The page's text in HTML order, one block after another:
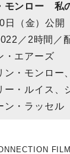
モンロー 私
日（金）公開
／2時間／
・エアーズ
ン・モンロー
ー・ルイス、
ン・ラッセル